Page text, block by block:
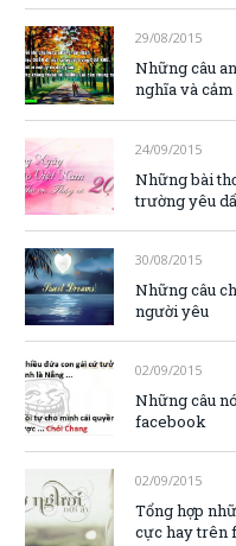
29/08/2015
Những câu
nghĩa và
24/09/2015
Những bài
trường yêu
30/08/2015
Những câu
người yêu
02/09/2015
Những câu
facebook
02/09/2015
Tổng hợp
cực hay trên